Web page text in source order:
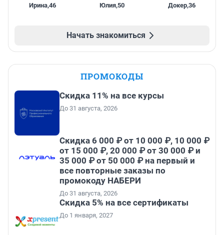
Ирина,46 Юлия,50 Докер,36
Начать знакомиться
ПРОМОКОДЫ
Скидка 11% на все курсы
До 31 августа, 2026
Скидка 6 000 ₽ от 10 000 ₽, 10 000 ₽
от 15 000 ₽, 20 000 ₽ от 30 000 ₽ и
35 000 ₽ от 50 000 ₽ на первый и
все повторные заказы по
промокоду НАБЕРИ
До 31 августа, 2026
Скидка 5% на все сертификаты
До 1 января, 2027